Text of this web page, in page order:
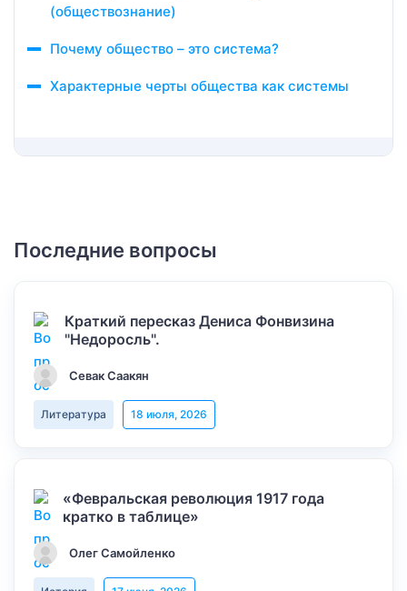
(обществознание)
Почему общество – это система?
Характерные черты общества как системы
Последние вопросы
Краткий пересказ Дениса Фонвизина
"Недоросль".
Севак Саакян
Литература 18 июля, 2026
«Февральская революция 1917 года
кратко в таблице»
Олег Самойленко